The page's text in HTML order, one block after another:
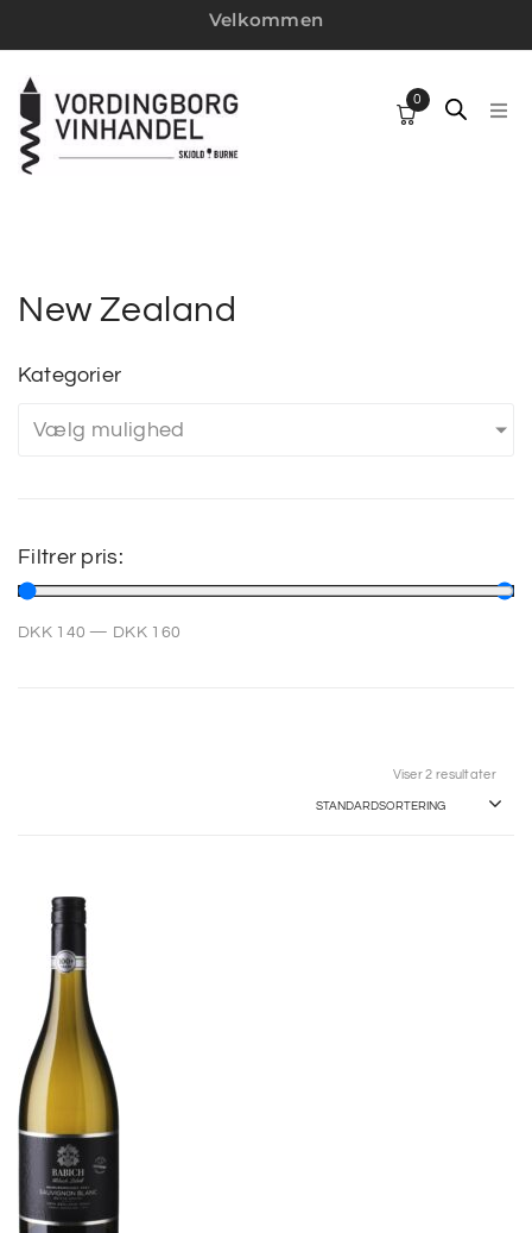
Velkommen
0
New Zealand
Kategorier
Vælg mulighed
Filtrer pris:
DKK 140 — DKK 160
Viser 2 resultater